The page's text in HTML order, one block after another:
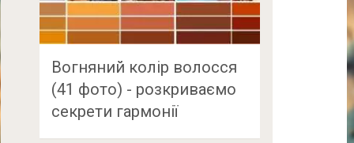
Вогняний колір волосся
(41 фото) - розкриваємо
секрети гармонії